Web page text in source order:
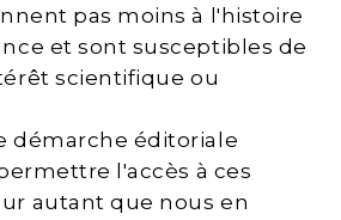
pas moins à l'histoire
et sont susceptibles de
scientifique ou
démarche éditoriale
l'accès à ces
autant que nous en